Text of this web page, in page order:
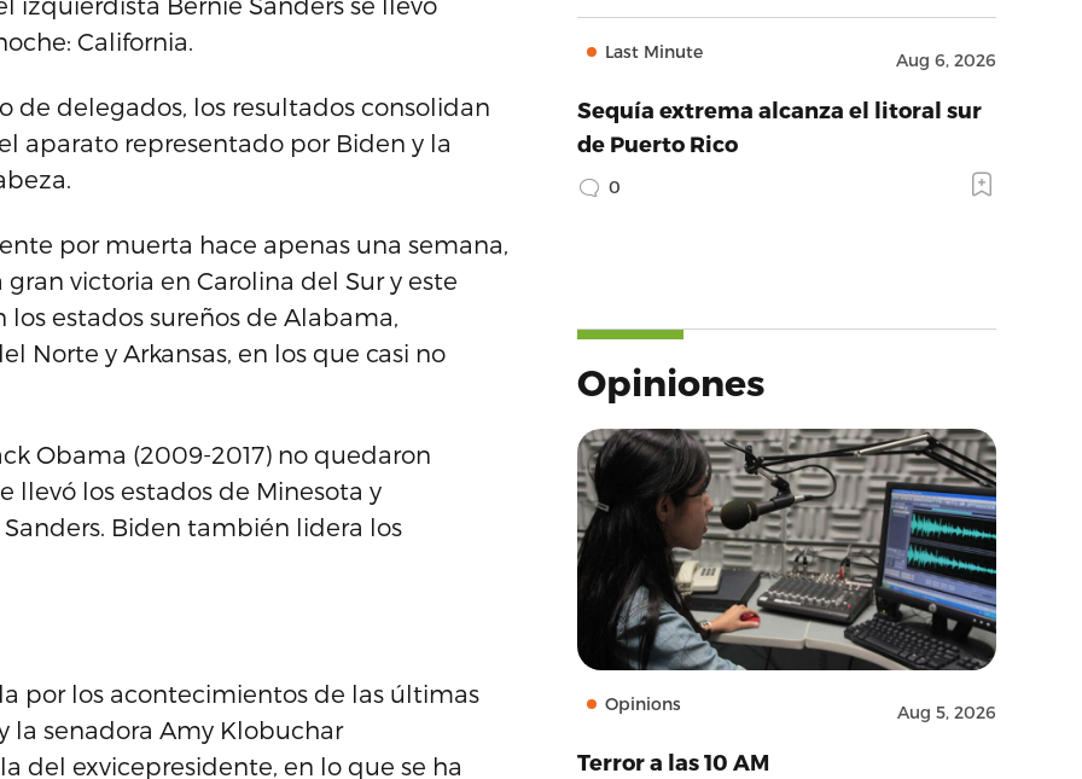
California.
de delegados, los resultados consolidan
aparato representado por Biden y la
por muerta hace apenas una semana,
victoria en Carolina del Sur y este
estados sureños de Alabama,
Norte y Arkansas, en los que casi no
Obama (2009-2017) no quedaron
llevó los estados de Minesota y
Biden también lidera los
por los acontecimientos de las últimas
la senadora Amy Klobuchar
del exvicepresidente, en lo que se ha
Last Minute Aug 6, 2026
Sequía extrema alcanza el litoral sur
de Puerto Rico
0
Opiniones
Opinions Aug 5, 2026
Terror a las 10 AM